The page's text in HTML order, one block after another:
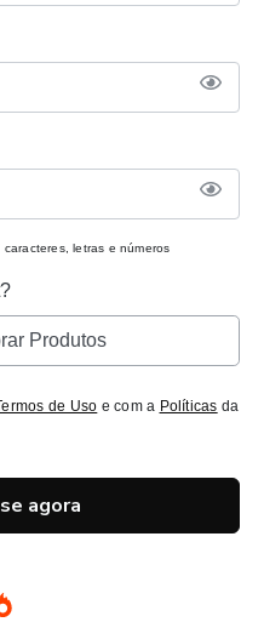
letras e números
Produtos
de Uso e com a Políticas da
agora